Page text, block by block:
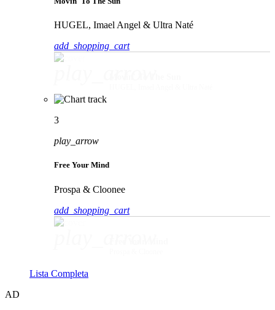
HUGEL, Imael Angel & Ultra Naté
add_shopping_cart
3
play_arrow
Free Your Mind
Prospa & Cloonee
add_shopping_cart
Lista Completa
AD